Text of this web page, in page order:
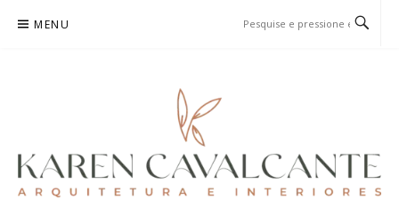
para
MENU